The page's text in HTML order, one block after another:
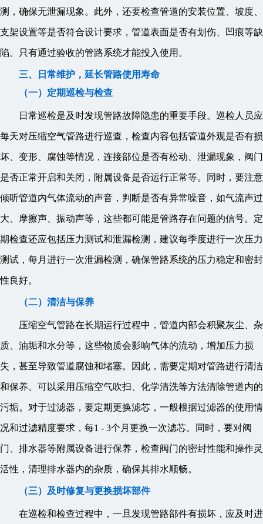
测，确保无泄漏现象。此外，还要检查管道的安装位置、坡度、
支架设置等是否符合设计要求，管道表面是否有划伤、凹痕等缺
陷。只有通过验收的管路系统才能投入使用。
三、日常维护，延长管路使用寿命
（一）定期巡检与检查
日常巡检是及时发现管路故障隐患的重要手段。巡检人员应
每天对压缩空气管路进行巡查，检查内容包括管道外观是否有损
坏、变形、腐蚀等情况，连接部位是否有松动、泄漏现象，阀门
是否正常开启和关闭，附属设备是否运行正常等。同时，要注意
倾听管道内气体流动的声音，判断是否有异常噪音，如气流声过
大、摩擦声、振动声等，这些都可能是管路存在问题的信号。定
期检查还应包括压力测试和泄漏检测，建议每季度进行一次压力
测试，每月进行一次泄漏检测，确保管路系统的压力稳定和密封
性良好。
（二）清洁与保养
压缩空气管路在长期运行过程中，管道内部会积聚灰尘、杂
质、油垢和水分等，这些物质会影响气体的流动，增加压力损
失，甚至导致管道腐蚀和堵塞。因此，需要定期对管路进行清洁
和保养。可以采用压缩空气吹扫、化学清洗等方法清除管道内的
污垢。对于过滤器，要定期更换滤芯，一般根据过滤器的使用情
况和过滤精度要求，每1 - 3个月更换一次滤芯。同时，要对阀
门、排水器等附属设备进行保养，检查阀门的密封性能和操作灵
活性，清理排水器内的杂质，确保其排水顺畅。
（三）及时修复与更换损坏部件
在巡检和检查过程中，一旦发现管路部件有损坏，应及时进